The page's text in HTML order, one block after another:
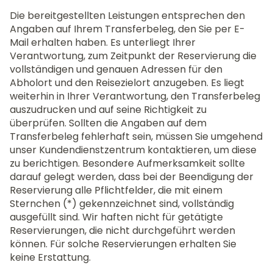
Die bereitgestellten Leistungen entsprechen den
Angaben auf Ihrem Transferbeleg, den Sie per E-
Mail erhalten haben. Es unterliegt Ihrer
Verantwortung, zum Zeitpunkt der Reservierung die
vollständigen und genauen Adressen für den
Abholort und den Reisezielort anzugeben. Es liegt
weiterhin in Ihrer Verantwortung, den Transferbeleg
auszudrucken und auf seine Richtigkeit zu
überprüfen. Sollten die Angaben auf dem
Transferbeleg fehlerhaft sein, müssen Sie umgehend
unser Kundendienstzentrum kontaktieren, um diese
zu berichtigen. Besondere Aufmerksamkeit sollte
darauf gelegt werden, dass bei der Beendigung der
Reservierung alle Pflichtfelder, die mit einem
Sternchen (*) gekennzeichnet sind, vollständig
ausgefüllt sind. Wir haften nicht für getätigte
Reservierungen, die nicht durchgeführt werden
können. Für solche Reservierungen erhalten Sie
keine Erstattung.